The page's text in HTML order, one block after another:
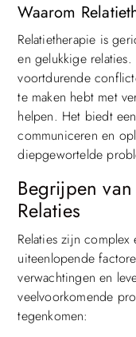
Waarom
Relatietherapie is
en gelukkige
voortdurende
te maken hebt met
helpen. Het biedt
communiceren en
diepgewortelde
Begrijpen
Relaties
Relaties zijn
uiteenlopende
verwachtingen en
veelvoorkomende
tegenkomen: